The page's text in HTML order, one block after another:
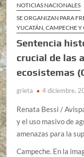
NOTICIAS NACIONALES
SE ORGANIZAN PARA
YUCATÁN, CAMPECHE
Sentencia
crucial de las
ecosistemas
grieta 4 diciembre,
Renata Bessi /
y el uso masivo de
amenazas para la
Campeche. En la